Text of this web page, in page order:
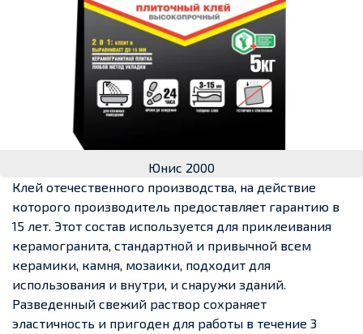
Юнис 2000
Клей отечественного производства, на действие
которого производитель предоставляет гарантию в
15 лет. Этот состав используется для приклеивания
керамогранита, стандартной и привычной всем
керамики, камня, мозаики, подходит для
использования и внутри, и снаружи зданий.
Разведенный свежий раствор сохраняет
эластичность и пригоден для работы в течение 3